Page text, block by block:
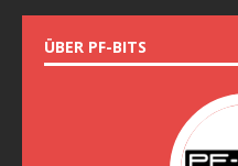
ÜBER PF-BITS